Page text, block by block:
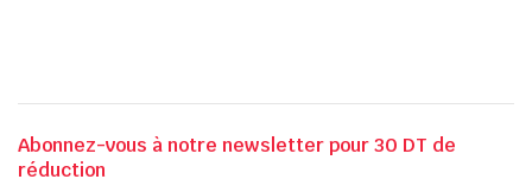
Abonnez-vous à notre newsletter pour 30 DT de
réduction